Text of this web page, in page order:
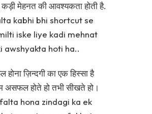
मेहनत की आवश्यकता होती है.
kabhi bhi shortcut se
iske liye kadi mehnat
awshyakta hoti ha..
ज़िन्दगी का एक हिस्सा है
असफल होते हो तभी सीखते हो।
hona zindagi ka ek